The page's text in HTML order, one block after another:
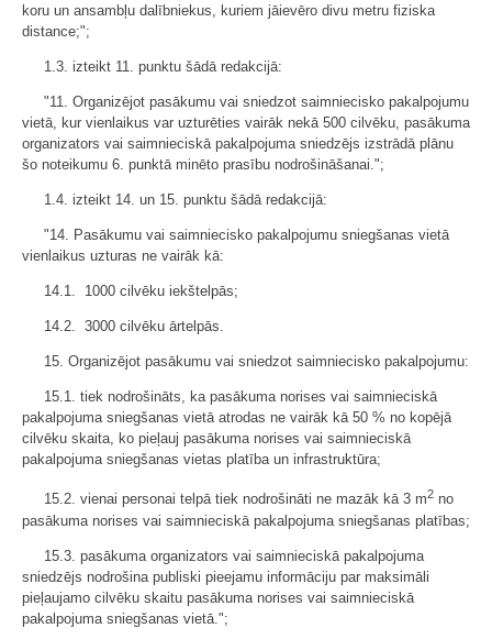
koru un ansambļu dalībniekus, kuriem jāievēro divu metru fiziska
distance;";
1.3. izteikt 11. punktu šādā redakcijā:
"11. Organizējot pasākumu vai sniedzot saimniecisko pakalpojumu
vietā, kur vienlaikus var uzturēties vairāk nekā 500 cilvēku, pasākuma
organizators vai saimnieciskā pakalpojuma sniedzējs izstrādā plānu
šo noteikumu 6. punktā minēto prasību nodrošināšanai.";
1.4. izteikt 14. un 15. punktu šādā redakcijā:
"14. Pasākumu vai saimniecisko pakalpojumu sniegšanas vietā
vienlaikus uzturas ne vairāk kā:
14.1. 1000 cilvēku iekštelpās;
14.2. 3000 cilvēku ārtelpās.
15. Organizējot pasākumu vai sniedzot saimniecisko pakalpojumu:
15.1. tiek nodrošināts, ka pasākuma norises vai saimnieciskā
pakalpojuma sniegšanas vietā atrodas ne vairāk kā 50 % no kopējā
cilvēku skaita, ko pieļauj pasākuma norises vai saimnieciskā
pakalpojuma sniegšanas vietas platība un infrastruktūra;
15.2. vienai personai telpā tiek nodrošināti ne mazāk kā 3 m2 no
pasākuma norises vai saimnieciskā pakalpojuma sniegšanas platības;
15.3. pasākuma organizators vai saimnieciskā pakalpojuma
sniedzējs nodrošina publiski pieejamu informāciju par maksimāli
pieļaujamo cilvēku skaitu pasākuma norises vai saimnieciskā
pakalpojuma sniegšanas vietā.";